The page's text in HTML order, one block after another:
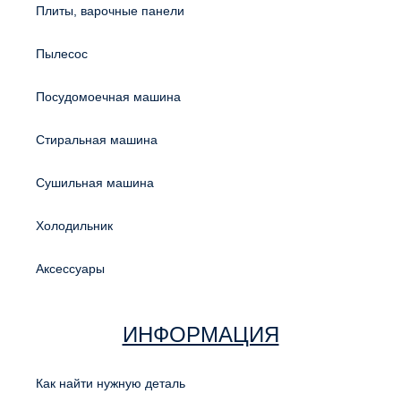
Плиты, варочные панели
Пылесос
Посудомоечная машина
Стиральная машина
Сушильная машина
Холодильник
Аксессуары
ИНФОРМАЦИЯ
Как найти нужную деталь